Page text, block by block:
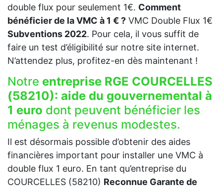
double flux pour seulement 1€. Comment
bénéficier de la VMC à 1 € ? VMC Double Flux 1€
Subventions 2022. Pour cela, il vous suffit de
faire un test d’éligibilité sur notre site internet.
N’attendez plus, profitez-en dès maintenant !
Notre entreprise RGE COURCELLES
(58210): aide du gouvernemental à
1 euro dont peuvent bénéficier les
ménages à revenus modestes.
Il est désormais possible d’obtenir des aides
financières important pour installer une VMC à
double flux 1 euro. En tant qu’entreprise du
COURCELLES (58210) Reconnue Garante de